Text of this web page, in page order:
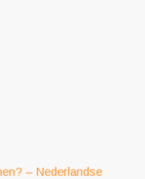
– Nederlandse